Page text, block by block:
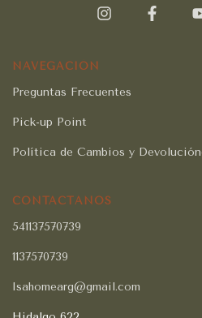
NAVEGACIÓN
Preguntas Frecuentes
Pick-up Point
Política de Cambios y
CONTACTÁNOS
541137570739
1137570739
Isahomearg@gmail.com